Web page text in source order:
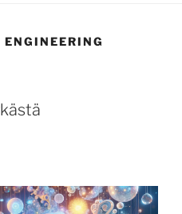
ENGINEERING